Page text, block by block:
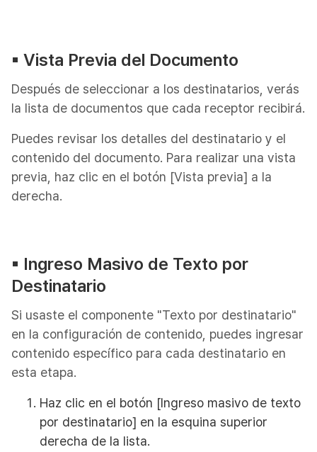
▪︎ Vista Previa del Documento
Después de seleccionar a los destinatarios, verás
la lista de documentos que cada receptor recibirá.
Puedes revisar los detalles del destinatario y el
contenido del documento. Para realizar una vista
previa, haz clic en el botón [Vista previa] a la
derecha.
▪︎ Ingreso Masivo de Texto por
Destinatario
Si usaste el componente "Texto por destinatario"
en la configuración de contenido, puedes ingresar
contenido específico para cada destinatario en
esta etapa.
Haz clic en el botón [Ingreso masivo de texto
por destinatario] en la esquina superior
derecha de la lista.